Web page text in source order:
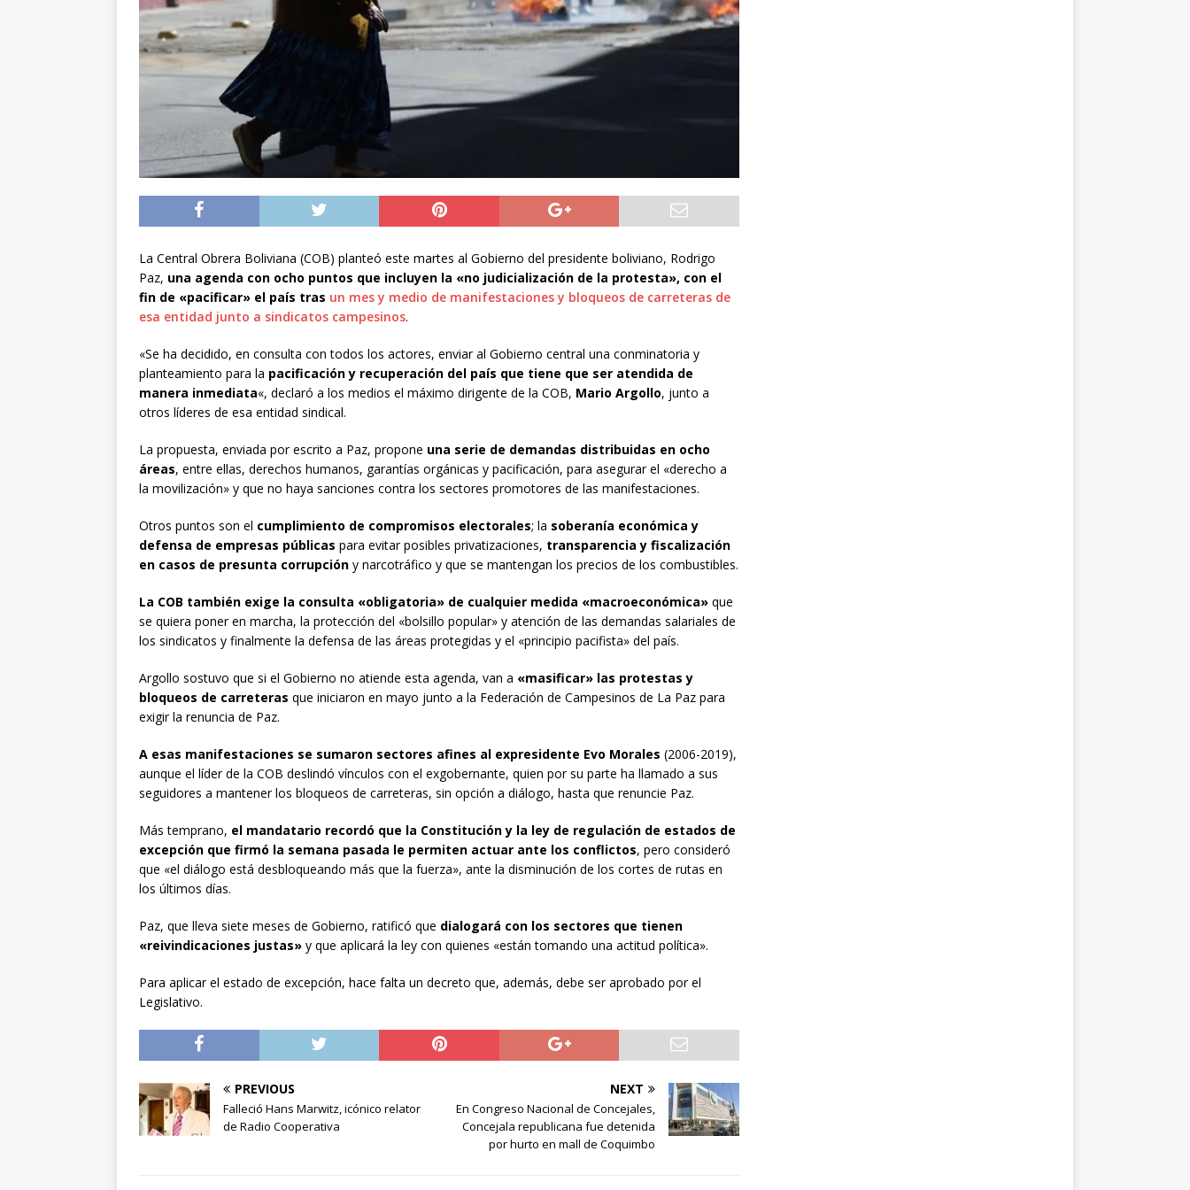
[ 05/08/2026 ] Diputado Álvaro Jofre alerta por el futuro del Casino Municipal de
Iquique
DEPORTES
Concejo Municipal aprueba proyecto para mejorar el alumbrado
público del sector El Boro
ALTO HOSPICIO
El papa León XIV viajará a Uruguay, Argentina y Perú del 6 al 17 de
noviembre
INTERNACIONAL
La Central Obrera Boliviana (COB) planteó este martes al Gobierno del presidente boliviano, Rodrigo
Paz, una agenda con ocho puntos que incluyen la «no judicialización de la protesta», con el
fin de «pacificar» el país tras un mes y medio de manifestaciones y bloqueos de carreteras de
esa entidad junto a sindicatos campesinos.
«Se ha decidido, en consulta con todos los actores, enviar al Gobierno central una conminatoria y
planteamiento para la pacificación y recuperación del país que tiene que ser atendida de
manera inmediata«, declaró a los medios el máximo dirigente de la COB, Mario Argollo, junto a
otros líderes de esa entidad sindical.
La propuesta, enviada por escrito a Paz, propone una serie de demandas distribuidas en ocho
áreas, entre ellas, derechos humanos, garantías orgánicas y pacificación, para asegurar el «derecho a
la movilización» y que no haya sanciones contra los sectores promotores de las manifestaciones.
Otros puntos son el cumplimiento de compromisos electorales; la soberanía económica y
defensa de empresas públicas para evitar posibles privatizaciones, transparencia y fiscalización
en casos de presunta corrupción y narcotráfico y que se mantengan los precios de los combustibles.
La COB también exige la consulta «obligatoria» de cualquier medida «macroeconómica» que
se quiera poner en marcha, la protección del «bolsillo popular» y atención de las demandas salariales de
los sindicatos y finalmente la defensa de las áreas protegidas y el «principio pacifista» del país.
Argollo sostuvo que si el Gobierno no atiende esta agenda, van a «masificar» las protestas y
bloqueos de carreteras que iniciaron en mayo junto a la Federación de Campesinos de La Paz para
exigir la renuncia de Paz.
A esas manifestaciones se sumaron sectores afines al expresidente Evo Morales (2006-2019),
aunque el líder de la COB deslindó vínculos con el exgobernante, quien por su parte ha llamado a sus
seguidores a mantener los bloqueos de carreteras, sin opción a diálogo, hasta que renuncie Paz.
Más temprano, el mandatario recordó que la Constitución y la ley de regulación de estados de
excepción que firmó la semana pasada le permiten actuar ante los conflictos, pero consideró
que «el diálogo está desbloqueando más que la fuerza», ante la disminución de los cortes de rutas en
los últimos días.
Paz, que lleva siete meses de Gobierno, ratificó que dialogará con los sectores que tienen
«reivindicaciones justas» y que aplicará la ley con quienes «están tomando una actitud política».
Para aplicar el estado de excepción, hace falta un decreto que, además, debe ser aprobado por el
Legislativo.
PREVIOUS
Falleció Hans Marwitz, icónico relator
de Radio Cooperativa
NEXT
En Congreso Nacional de Concejales,
Concejala republicana fue detenida
por hurto en mall de Coquimbo